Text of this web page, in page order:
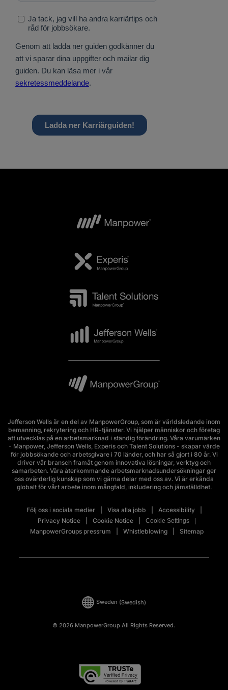
Jefferson Wells är en del av ManpowerGroup, som är världsledande inom
bemanning, rekrytering och HR-tjänster. Vi hjälper människor och företag
att utvecklas på en arbetsmarknad i ständig förändring. Våra varumärken
- Manpower, Jefferson Wells, Experis och Talent Solutions - skapar värde
för jobbsökande och arbetsgivare i 70 länder, och har så gjort i 80 år. Vi
driver vår bransch framåt genom innovativa lösningar, verktyg och
samarbeten. Våra återkommande arbetsmarknadsundersökningar ger
oss ovärderlig kunskap som vi gärna delar med oss av. Vi är erkända
globalt för vårt arbete inom mångfald, inkludering och jämställdhet.
Följ oss i sociala medier Visa alla jobb
Accessibility
Privacy Notice
Cookie Notice Cookie Settings
ManpowerGroups pressrum Whistleblowing Sitemap
© 2026 ManpowerGroup All Rights Reserved.
Sweden (Swedish)